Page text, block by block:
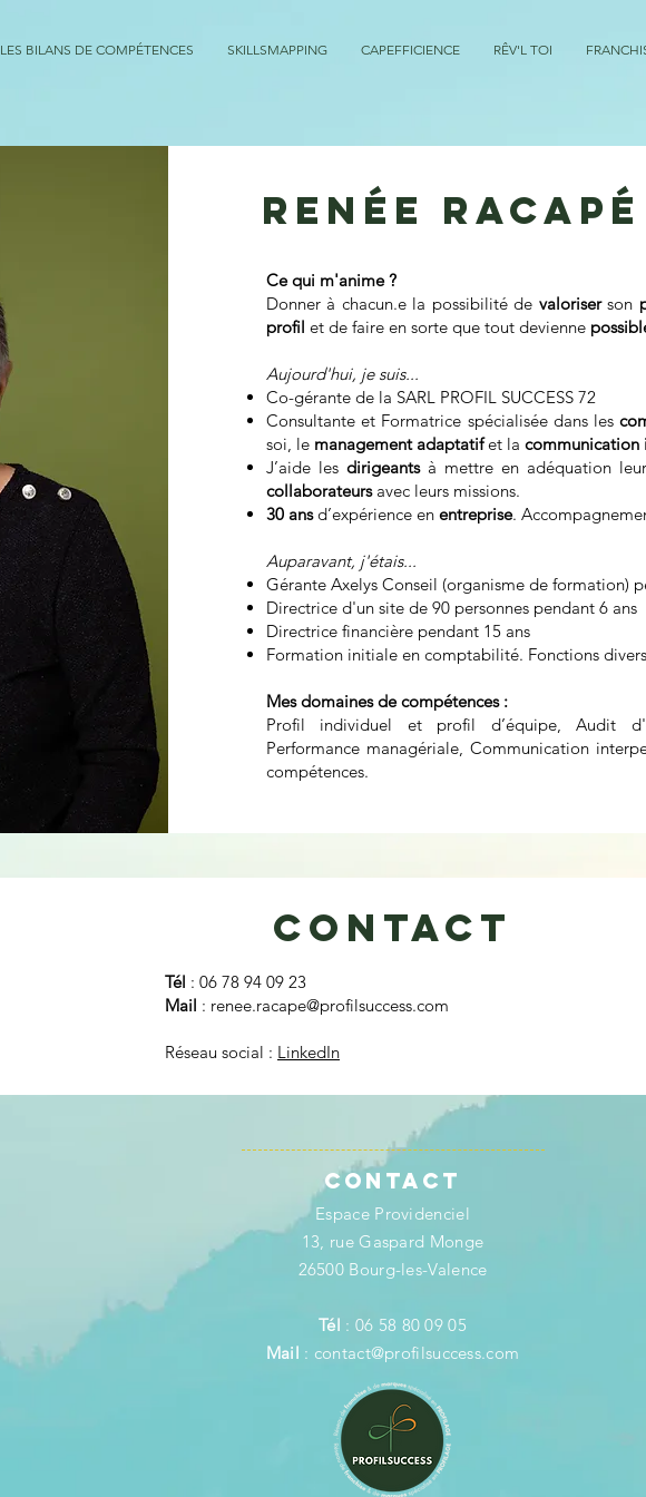
LES BILANS DE COMPÉTENCES SKILLSMAPPING CAPEFFICIENCE RÊV'L TOI
RENÉE RACAPÉ
Ce qui m'anime ?
Donner à chacun.e la possibilité de valoriserson
profil et de faire en sorte que tout devienne
Aujourd'hui, je suis...
Co-gérante de la SARL PROFIL SUCCESS 72
Consultante et Formatrice spécialisée dans les
soi, le management adaptatifet la communication
J’aide les dirigeantsà mettre en adéquation
collaborateursavec leurs missions.
30 ansd’expérience en entreprise.
Auparavant, j'étais...
Gérante Axelys Conseil (organisme de formation)
Directrice d'un site de 90 personnes pendant 6 ans
Directrice financière pendant 15 ans
Formation initiale en comptabilité. Fonctions
Mes domaines de compétences :
Profil individuel et profil d’équipe, Audit
Performance managériale, Communication
compétences.
Contact
Tél : 06 78 94 09 23
Mail : renee.racape@profilsuccess.com
Réseau social : LinkedIn
Contact
Espace Providenciel
13, rue Gaspard Monge
26500 Bourg-les-Valence
Tél : 06 58 80 09 05
Mail : contact@profilsuccess.com